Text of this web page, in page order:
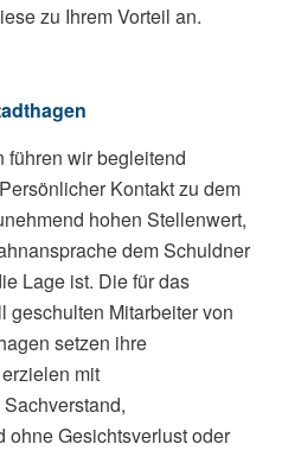
zu Ihrem Vorteil an.
führen wir begleitend
Kontakt zu dem
hohen Stellenwert,
dem Schuldner
Lage ist. Die für das
geschulten Mitarbeiter von
setzen ihre
mit
ohne Gesichtsverlust oder